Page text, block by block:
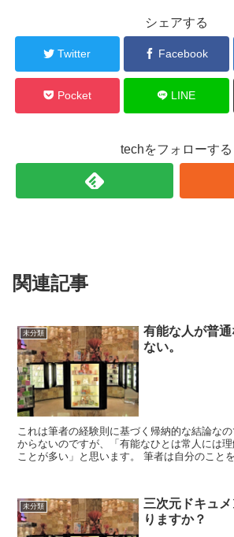
シェアする
Twitter Facebook
Pocket LINE
techをフォローする
関連記事
未分類
有能な人が普
ない。
これは筆者の経験則に基づく帰納的な結論な
からないのですが、「有能なひとは常人には
ことが多い」と思います。 筆者は自分のこと
未分類
三次元ドキュ
りますか？